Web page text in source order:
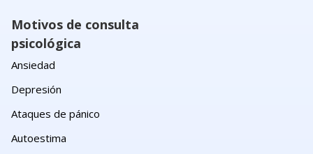
Motivos de consulta
psicológica
Ansiedad
Depresión
Ataques de pánico
Autoestima